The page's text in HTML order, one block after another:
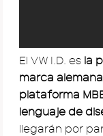
El VW I.D. es la
marca alemana
plataforma
lenguaje de
llegarán por